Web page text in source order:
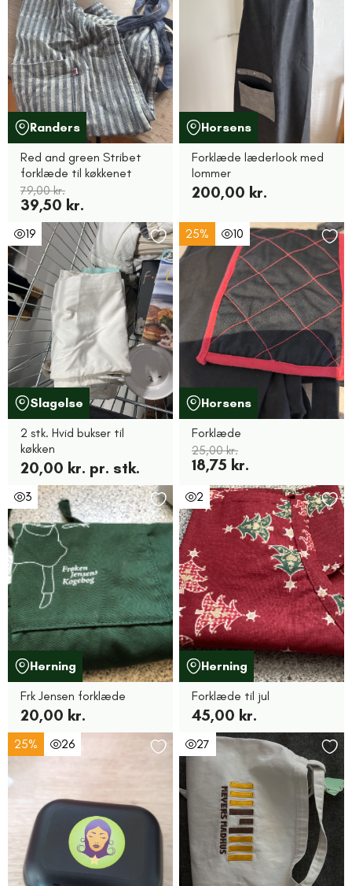
Randers
Red and green Stribet
forklæde til køkkenet
79,00 kr.
39,50 kr.
Horsens
Forklæde læderlook med
lommer
200,00 kr.
19
Slagelse
2 stk. Hvid bukser til
køkken
20,00 kr. pr. stk.
25% 10
Horsens
Forklæde
25,00 kr.
18,75 kr.
3
Herning
Frk Jensen forklæde
20,00 kr.
2
Herning
Forklæde til jul
45,00 kr.
25% 26 27